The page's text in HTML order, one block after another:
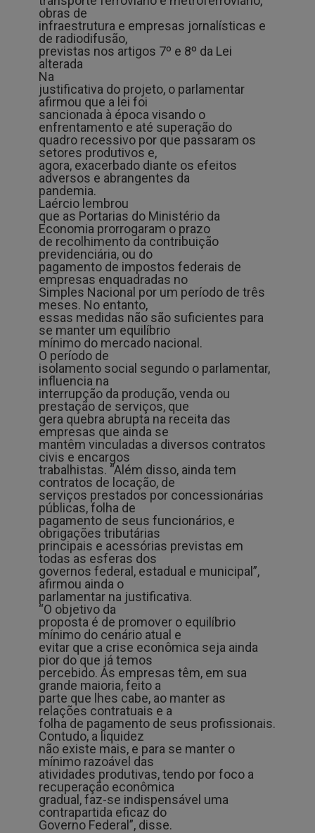
obras de
infraestrutura e empresas jornalísticas e
de radiodifusão,
previstas nos artigos 7º e 8º da Lei
alterada
Na
justificativa do projeto, o parlamentar
afirmou que a lei foi
sancionada à época visando o
enfrentamento e até superação do
quadro recessivo por que passaram os
setores produtivos e,
agora, exacerbado diante os efeitos
adversos e abrangentes da
pandemia.
Laércio lembrou
que as Portarias do Ministério da
Economia prorrogaram o prazo
de recolhimento da contribuição
previdenciária, ou do
pagamento de impostos federais de
empresas enquadradas no
Simples Nacional por um período de três
meses. No entanto,
essas medidas não são suficientes para
se manter um equilíbrio
mínimo do mercado nacional.
O período de
isolamento social segundo o parlamentar,
influencia na
interrupção da produção, venda ou
prestação de serviços, que
gera quebra abrupta na receita das
empresas que ainda se
mantêm vinculadas a diversos contratos
civis e encargos
trabalhistas. “Além disso, ainda tem
contratos de locação, de
serviços prestados por concessionárias
públicas, folha de
pagamento de seus funcionários, e
obrigações tributárias
principais e acessórias previstas em
todas as esferas dos
governos federal, estadual e municipal”,
afirmou ainda o
parlamentar na justificativa.
“O objetivo da
proposta é de promover o equilíbrio
mínimo do cenário atual e
evitar que a crise econômica seja ainda
pior do que já temos
percebido. As empresas têm, em sua
grande maioria, feito a
parte que lhes cabe, ao manter as
relações contratuais e a
folha de pagamento de seus profissionais.
Contudo, a liquidez
não existe mais, e para se manter o
mínimo razoável das
atividades produtivas, tendo por foco a
recuperação econômica
gradual, faz-se indispensável uma
contrapartida eficaz do
Governo Federal”, disse.